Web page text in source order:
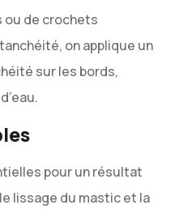
ou de crochets
on applique un
sur les bords,
pour un résultat
lissage du mastic et la